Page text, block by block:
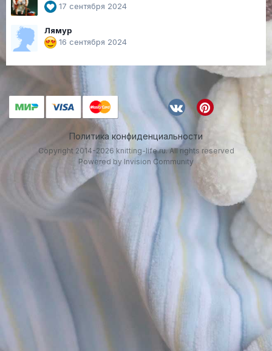
17 сентября 2024
Лямур
16 сентября 2024
Политика конфиденциальности
Copyright 2014-2026 knitting-life.ru. All rights reserved
Powered by Invision Community